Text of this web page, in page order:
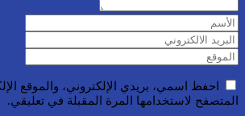
احفظ اسمي، بريدي الإلكتروني، والموقع
المتصفح لاستخدامها المرة المقبلة في تعليقي.